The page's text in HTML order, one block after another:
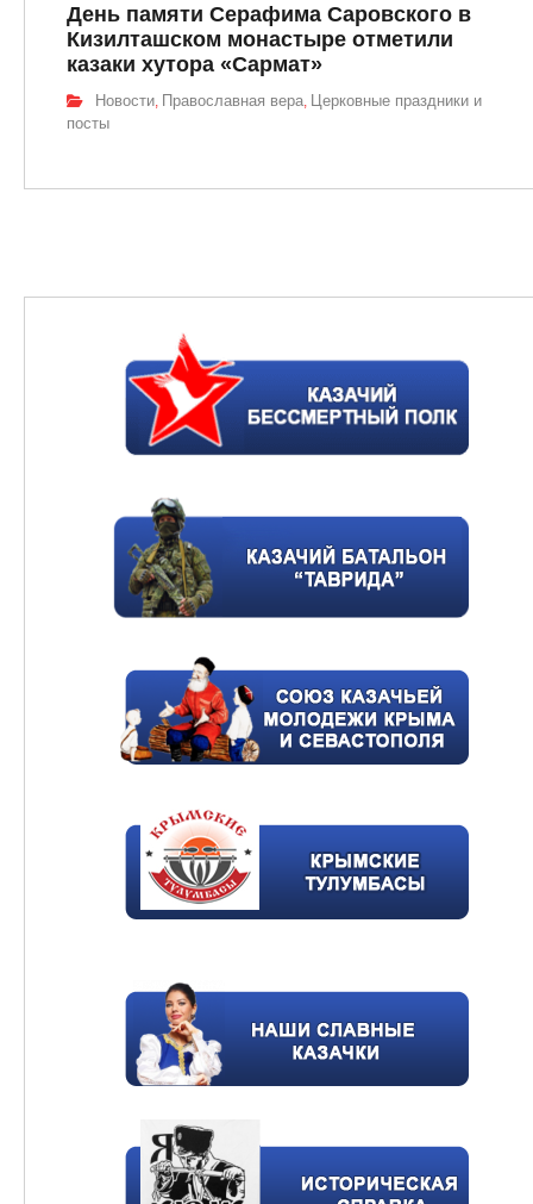
День памяти Серафима Саровского в
Кизилташском монастыре отметили
казаки хутора «Сармат»
Новости Православная вера Церковные праздники и
посты